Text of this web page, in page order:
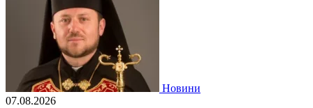
Новини
07.08.2026